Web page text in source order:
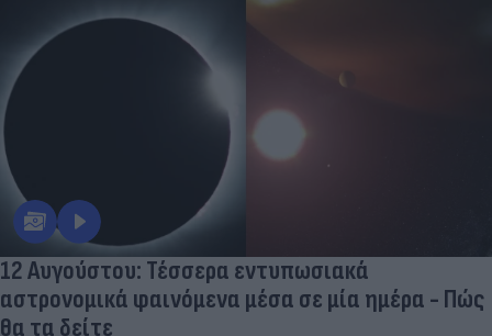
12 Αυγούστου: Τέσσερα εντυπωσιακά
αστρονομικά φαινόμενα μέσα σε μία ημέρα - Πώς
θα τα δείτε